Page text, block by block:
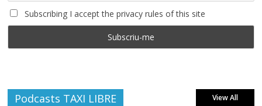
Subscribing I accept the privacy rules of this site
Podcasts TAXI LIBRE View All